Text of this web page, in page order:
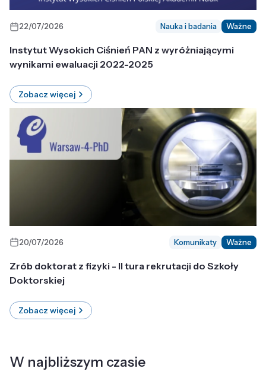
22/07/2026 Nauka i badania Ważne
Instytut Wysokich Ciśnień PAN z wyróżniającymi
wynikami ewaluacji 2022-2025
Zobacz więcej
20/07/2026 Komunikaty Ważne
Zrób doktorat z fizyki - II tura rekrutacji do Szkoły
Doktorskiej
Zobacz więcej
W najbliższym czasie